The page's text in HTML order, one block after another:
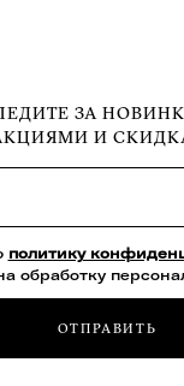
ЗА
И
политику
обработку
ОТПРАВИТЬ